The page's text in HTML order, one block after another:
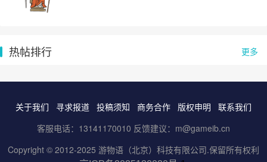
更多
热帖排行
关于我们 寻求报道 投稿须知 商务合作 版权申明
联系我们
客服电话：13141170010 反馈建议：m@gameib.cn
Copyright © 2012-2025 游物语（北京）科技有限公司.保留所有权利